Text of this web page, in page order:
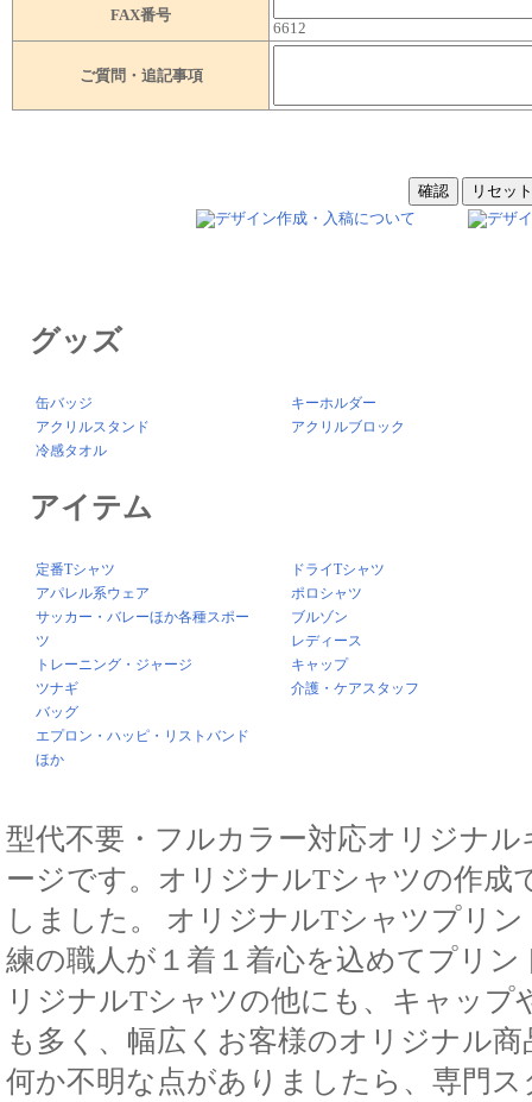
FAX番号
6612
ご質問・追記事項
グッズ
缶バッジ
アクリルスタンド
冷感タオル
キーホルダー
アクリルブロック
アイテム
定番Tシャツ
アパレル系ウェア
サッカー・バレーほか各種スポー
ツ
トレーニング・ジャージ
ツナギ
バッグ
エプロン・ハッピ・リストバンド
ほか
ドライTシャツ
ポロシャツ
ブルゾン
レディース
キャップ
介護・ケアスタッフ
型代不要・フルカラー対応オリジナ
ージです。オリジナルTシャツの作成
しました。 オリジナルTシャツプリ
練の職人が１着１着心を込めてプリ
リジナルTシャツの他にも、キャッ
も多く、幅広くお客様のオリジナル
何か不明な点がありましたら、専門